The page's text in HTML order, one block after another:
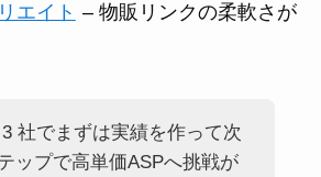
エイト – 物販リンクの柔軟さが
社でまずは実績を作って次
ップで高単価ASPへ挑戦が